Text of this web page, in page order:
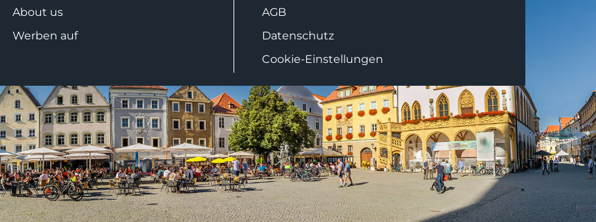
About us
Werben auf
AGB
Datenschutz
Cookie-Einstellungen